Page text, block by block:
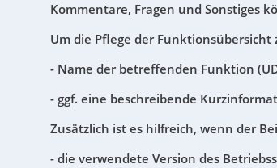
Kommentare, Fragen und Sonstiges
Um die Pflege der
- Name der betreffenden Funktion
- ggf. eine beschreibende
Zusätzlich ist es hilfreich, wenn der
- die verwendete Version des